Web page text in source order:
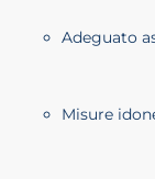
Adeguato
Misure